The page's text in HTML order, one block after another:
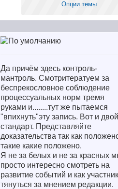
Опции темы
Да причём здесь контроль-
мантроль. Смотритератуем за
беспрекословное соблюдение
процессуальных норм тремя
руками и........тут же пытаемся
"впихнуть"эту запись. Вот и
стандарт. Представляйте
доказательства так как
такие какие положено.
Я не за белых и не за красных
просто интересно смотреть на
развитие событий и как
тянуться за мнением редакции.